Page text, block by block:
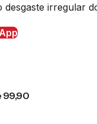
irregular
99,90